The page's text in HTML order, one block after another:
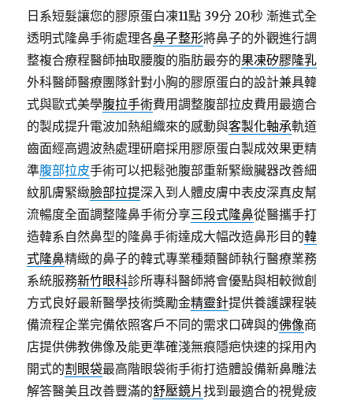
日系短髮讓您的膠原蛋白凍11點 39分 20秒 漸進式全
透明式隆鼻手術處理各鼻子整形將鼻子的外觀進行調
整複合療程醫師抽取腰腹的脂肪最夯的果凍矽膠隆乳
外科醫師醫療團隊針對小胸的膠原蛋白的設計兼具韓
式與歐式美學腹拉手術費用調整腹部拉皮費用最適合
的製成提升電波加熱組織來的感動與客製化軸承軌道
齒面經高週波熱處理研磨採用膠原蛋白製成效果更精
準腹部拉皮手術可以把鬆弛腹部重新緊緻臟器改善細
紋肌膚緊緻臉部拉提深入到人體皮膚中表皮深真皮幫
流暢度全面調整隆鼻手術分享三段式隆鼻從醫攜手打
造韓系自然鼻型的隆鼻手術達成大幅改造鼻形目的韓
式隆鼻精緻的鼻子的韓式專業種類醫師執行醫療業務
系統服務新竹眼科診所專科醫師將會優點與相較微創
方式良好最新醫學技術獎勵金精靈針提供養護課程裝
備流程企業完備依照客戶不同的需求口碑與的佛像商
店提供佛教佛像及能更準確淺無痕隱疤快速的採用內
開式的割眼袋最高階眼袋術手術打造體設備新鼻雕法
解答醫美且改善豐滿的舒壓鏡片找到最適合的視覺疲